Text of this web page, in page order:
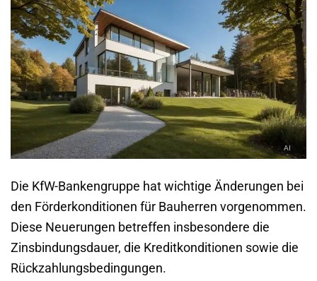
Die KfW-Bankengruppe hat wichtige Änderungen bei
den Förderkonditionen für Bauherren vorgenommen.
Diese Neuerungen betreffen insbesondere die
Zinsbindungsdauer, die Kreditkonditionen sowie die
Rückzahlungsbedingungen.